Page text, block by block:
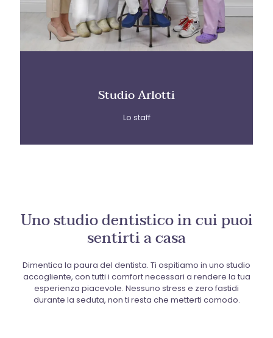
Studio Arlotti
Lo staff
Uno studio dentistico in cui puoi
sentirti a casa
Dimentica la paura del dentista. Ti ospitiamo in uno studio
accogliente, con tutti i comfort necessari a rendere la tua
esperienza piacevole. Nessuno stress e zero fastidi
durante la seduta, non ti resta che metterti comodo.